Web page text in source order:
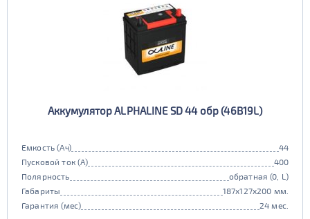
Аккумулятор ALPHALINE SD 44 обр (46B19L)
Емкость (Ач)
44
Пусковой ток (А)
400
Полярность
обратная (0, L)
Габариты
187x127x200 мм.
Гарантия (мес)
24 мес.